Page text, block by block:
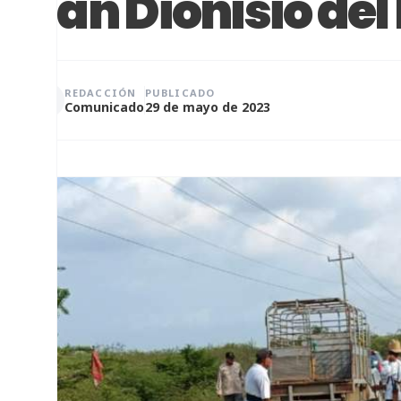
REDACCIÓN
Comunicado
PUBLICADO
29 de mayo de 2023